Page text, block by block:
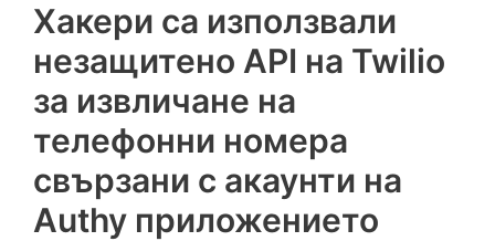
Хакери са използвали
незащитено API на Twilio
за извличане на
телефонни номера
свързани с акаунти на
Authy приложението